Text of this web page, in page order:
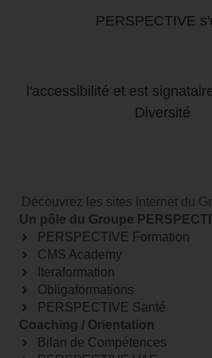
Diversité
Découvrez les sites Internet du
Obligaformations
PERSPECTIVE Santé
Coaching / Orientation
Bilan de Compétences
PERSPECTIVE VAE
PERSPECTIVE Coaching
Conseil / RH
PERSPECTIVE Conseil
PERSPECTIVE RH
PERSPECTIVE Outplacement